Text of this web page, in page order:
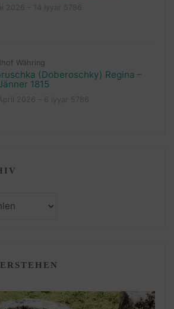
Währing
(Doberoschky) Regina –
1815